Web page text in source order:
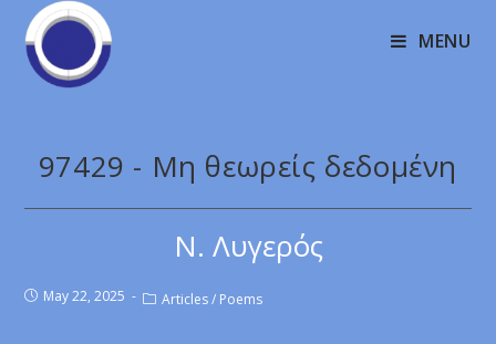
MENU
97429 - Μη θεωρείς δεδομένη
Ν. Λυγερός
May 22, 2025 Articles / Poems